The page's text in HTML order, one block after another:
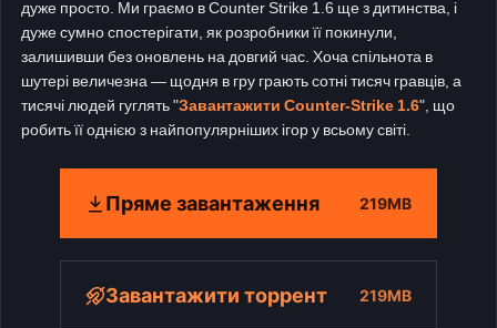
дуже просто. Ми граємо в Counter Strike 1.6 ще з дитинства, і
дуже сумно спостерігати, як розробники її покинули,
залишивши без оновлень на довгий час. Хоча спільнота в
шутері величезна — щодня в гру грають сотні тисяч гравців, а
тисячі людей гуглять "Завантажити Counter-Strike 1.6", що
робить її однією з найпопулярніших ігор у всьому світі.
Пряме завантаження 219MB
Завантажити торрент 219MB